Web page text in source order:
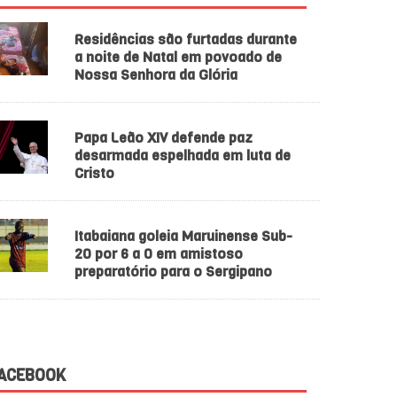
Residências são furtadas durante
a noite de Natal em povoado de
Nossa Senhora da Glória
Papa Leão XIV defende paz
desarmada espelhada em luta de
Cristo
Itabaiana goleia Maruinense Sub-
20 por 6 a 0 em amistoso
preparatório para o Sergipano